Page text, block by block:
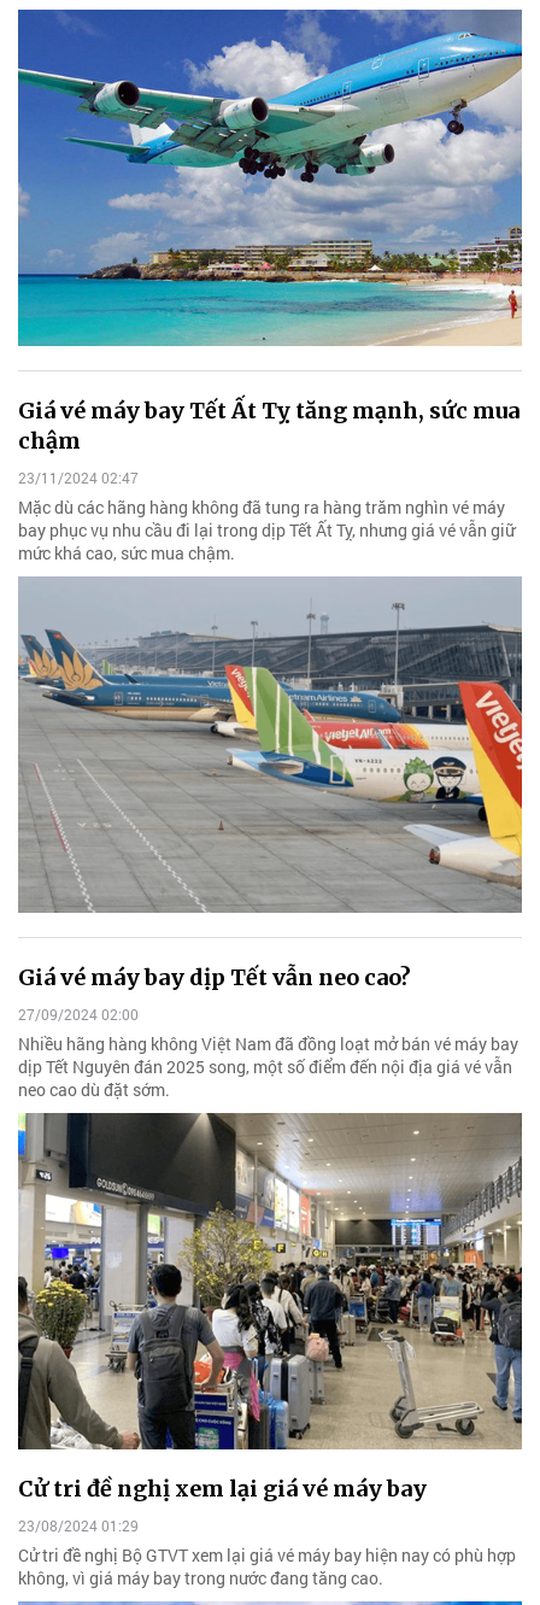
Giá vé máy bay Tết Ất Tỵ tăng mạnh, sức mua
chậm
23/11/2024 02:47
Mặc dù các hãng hàng không đã tung ra hàng trăm nghìn vé máy
bay phục vụ nhu cầu đi lại trong dịp Tết Ất Tỵ, nhưng giá vé vẫn giữ
mức khá cao, sức mua chậm.
Giá vé máy bay dịp Tết vẫn neo cao?
27/09/2024 02:00
Nhiều hãng hàng không Việt Nam đã đồng loạt mở bán vé máy bay
dịp Tết Nguyên đán 2025 song, một số điểm đến nội địa giá vé vẫn
neo cao dù đặt sớm.
Cử tri đề nghị xem lại giá vé máy bay
23/08/2024 01:29
Cử tri đề nghị Bộ GTVT xem lại giá vé máy bay hiện nay có phù hợp
không, vì giá máy bay trong nước đang tăng cao.